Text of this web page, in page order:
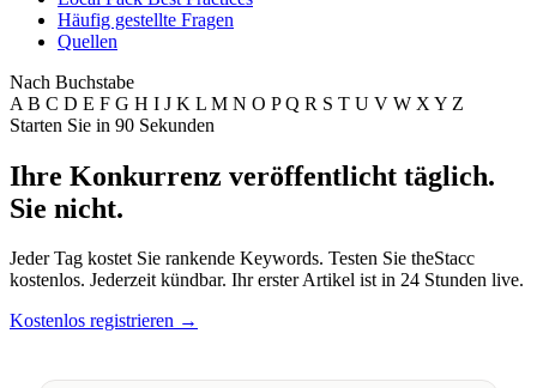
Häufig gestellte Fragen
Quellen
Nach Buchstabe
A B C D E F G H I J K L M N O P Q R S T U V W X Y Z
Starten Sie in 90 Sekunden
Ihre Konkurrenz veröffentlicht täglich.
Sie nicht.
Jeder Tag kostet Sie rankende Keywords. Testen Sie theStacc
kostenlos. Jederzeit kündbar. Ihr erster Artikel ist in 24 Stunden live.
Kostenlos registrieren →